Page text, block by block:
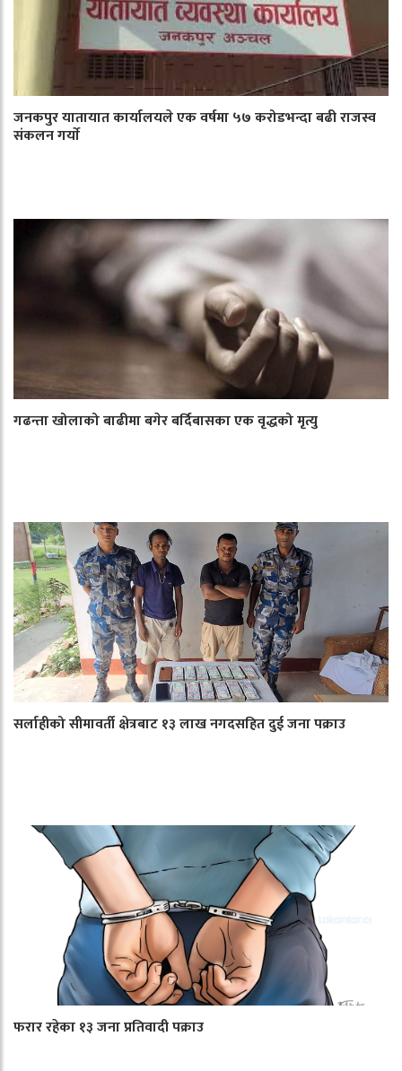
जनकपुर यातायात कार्यालयले एक वर्षमा ५७ करोडभन्दा बढी राजस्व
संकलन गर्याे
गढन्ता खोलाको बाढीमा बगेर बर्दिबासका एक वृद्धको मृत्यु
सर्लाहीको सीमावर्ती क्षेत्रबाट १३ लाख नगदसहित दुई जना पक्राउ
फरार रहेका १३ जना प्रतिवादी पक्राउ